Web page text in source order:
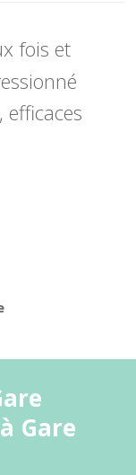
fois et
Gare